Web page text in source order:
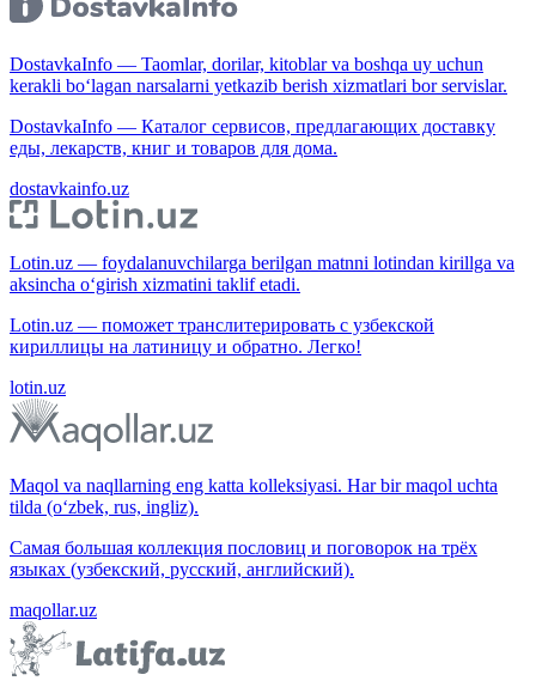
DostavkaInfo — Taomlar, dorilar, kitoblar va boshqa uy uchun
kerakli bo‘lagan narsalarni yetkazib berish xizmatlari bor servislar.
DostavkaInfo — Каталог сервисов, предлагающих доставку
еды, лекарств, книг и товаров для дома.
dostavkainfo.uz
Lotin.uz — foydalanuvchilarga berilgan matnni lotindan kirillga va
aksincha o‘girish xizmatini taklif etadi.
Lotin.uz — поможет транслитерировать с узбекской
кириллицы на латиницу и обратно. Легко!
lotin.uz
Maqol va naqllarning eng katta kolleksiyasi. Har bir maqol uchta
tilda (o‘zbek, rus, ingliz).
Самая большая коллекция пословиц и поговорок на трёх
языках (узбекский, русский, английский).
maqollar.uz